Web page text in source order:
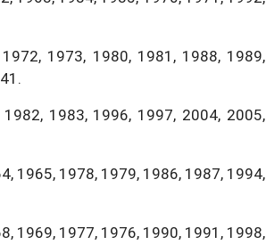
1973, 1980, 1981, 1988, 1989,
1983, 1996, 1997, 2004, 2005,
1965, 1978, 1979, 1986, 1987, 1994,
1969, 1977, 1976, 1990, 1991, 1998,